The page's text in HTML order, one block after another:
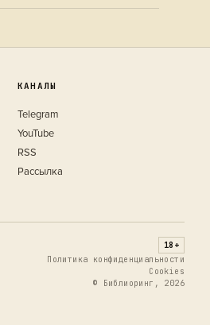
КАНАЛЫ
Telegram
YouTube
RSS
Рассылка
18+
Политика конфиденциальности
Cookies
© Библиоринг, 2026